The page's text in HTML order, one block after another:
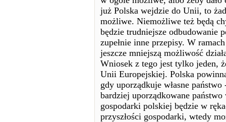
już Polska wejdzie do Unii, to
możliwe. Niemożliwe też będą
będzie trudniejsze odbudowanie
zupełnie inne przepisy. W
jeszcze mniejszą możliwość
Wniosek z tego jest tylko jeden,
Unii Europejskiej. Polska
gdy uporządkuje własne
bardziej uporządkowane
gospodarki polskiej będzie w
przyszłości gospodarki, wtedy